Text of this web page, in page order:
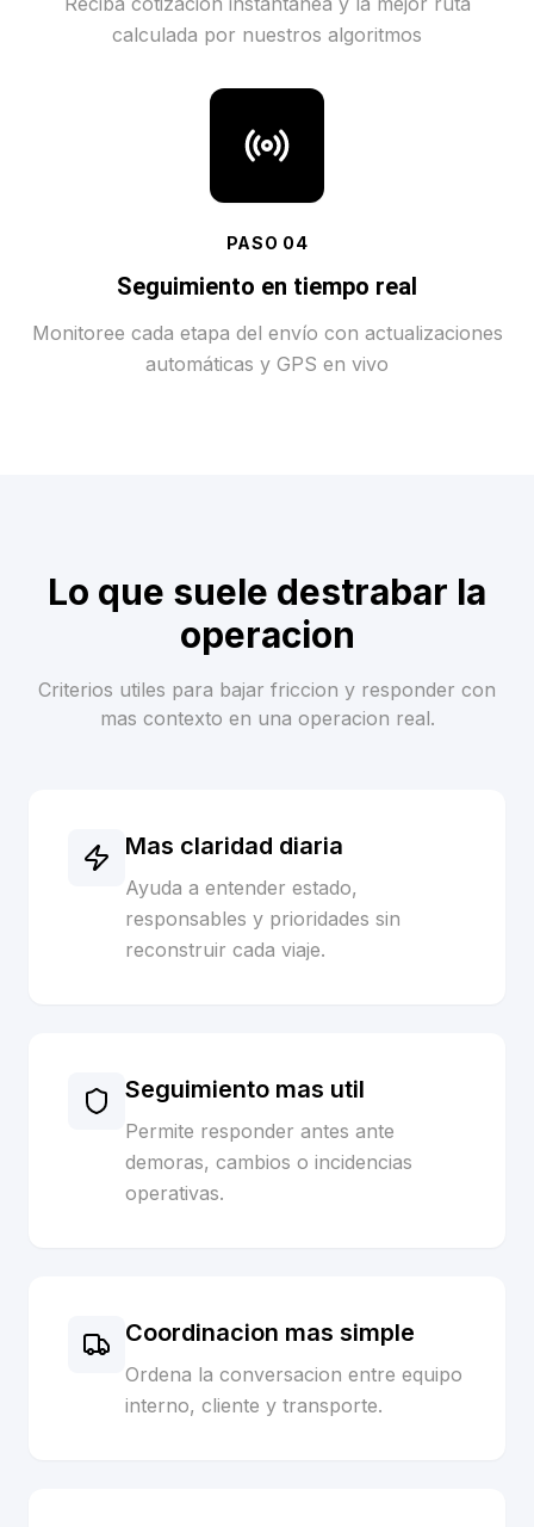
calculada por nuestros algoritmos
PASO 04
Seguimiento en tiempo real
Monitoree cada etapa del envío con actualizaciones
automáticas y GPS en vivo
Lo que suele destrabar la
operacion
Criterios utiles para bajar friccion y responder con
mas contexto en una operacion real.
Mas claridad diaria
Ayuda a entender estado,
responsables y prioridades sin
reconstruir cada viaje.
Seguimiento mas util
Permite responder antes ante
demoras, cambios o incidencias
operativas.
Coordinacion mas simple
Ordena la conversacion entre equipo
interno, cliente y transporte.